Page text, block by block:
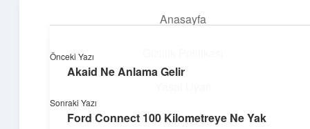
Anasayfa
Hakkımızda
Hızlı hikayelerle gününü şenlendir!
Önceki Yazı
Akaid Ne Anlama Gelir
Sonraki Yazı
Ford Connect 100 Kilometreye Ne Yak